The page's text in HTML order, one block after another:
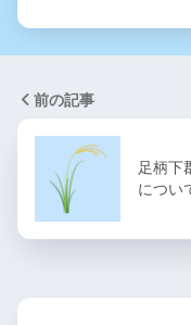
前の記事
足柄下
につい